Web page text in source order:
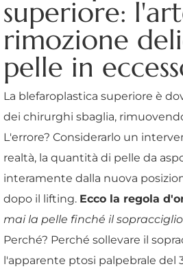
superiore:
rimozione
pelle in
La blefaroplastica superiore è
dei chirurghi sbaglia,
L'errore? Considerarlo un
realtà, la quantità di pelle da
interamente dalla nuova
dopo il lifting. Ecco la regola
mai la pelle finché il
Perché? Perché sollevare il
l'apparente ptosi palpebrale del